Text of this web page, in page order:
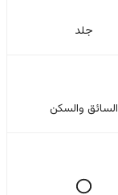
جلد
السائق والسکن